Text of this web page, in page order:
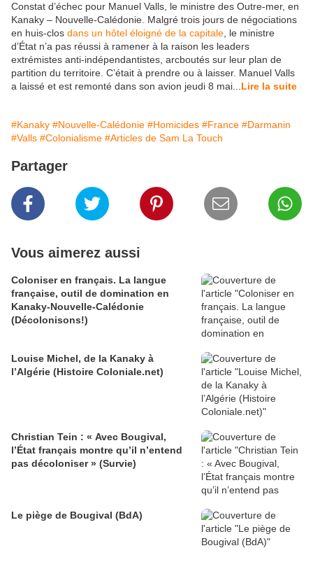
Constat d’échec pour Manuel Valls, le ministre des Outre-mer, en
Kanaky – Nouvelle-Calédonie. Malgré trois jours de négociations
en huis-clos dans un hôtel éloigné de la capitale , le ministre
d’État n’a pas réussi à ramener à la raison les leaders
extrémistes anti-indépendantistes, arcboutés sur leur plan de
partition du territoire. C’était à prendre ou à laisser. Manuel Valls
a laissé et est remonté dans son avion jeudi 8 mai... Lire la suite
#Kanaky #Nouvelle-Calédonie #Homicides #France #Darmanin
#Valls #Colonialisme #Articles de Sam La Touch
Partager
Vous aimerez aussi
Coloniser en français. La langue
française, outil de domination en
Kanaky-Nouvelle-Calédonie
(Décolonisons!)
Louise Michel, de la Kanaky à
l’Algérie (Histoire Coloniale.net)
Christian Tein : « Avec Bougival,
l’État français montre qu’il n’entend
pas décoloniser » (Survie)
Le piège de Bougival (BdA)